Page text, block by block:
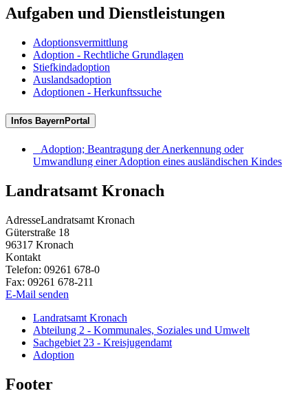
Aufgaben und Dienstleistungen
Adoptionsvermittlung
Adoption - Rechtliche Grundlagen
Stiefkindadoption
Auslandsadoption
Adoptionen - Herkunftssuche
Infos BayernPortal
Adoption; Beantragung der Anerkennung oder
Umwandlung einer Adoption eines ausländischen Kindes
Landratsamt Kronach
AdresseLandratsamt Kronach
Güterstraße 18
96317 Kronach
Kontakt
Telefon: 09261 678-0
Fax: 09261 678-211
E-Mail senden
Landratsamt Kronach
Abteilung 2 - Kommunales, Soziales und Umwelt
Sachgebiet 23 - Kreisjugendamt
Adoption
Footer